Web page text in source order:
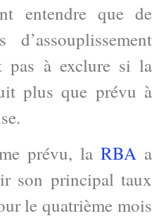
entendre que de
d’assouplissement
pas à exclure si la
plus que prévu à
prévu, la RBA a
son principal taux
le quatrième mois